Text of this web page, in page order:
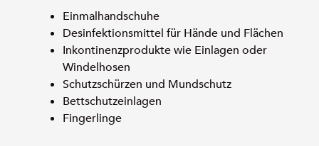
Einmalhandschuhe
Desinfektionsmittel für Hände und Flächen
Inkontinenzprodukte wie Einlagen oder
Windelhosen
Schutzschürzen und Mundschutz
Bettschutzeinlagen
Fingerlinge